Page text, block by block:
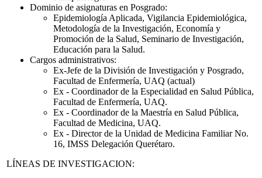
Dominio de asignaturas en Posgrado:
Epidemiología Aplicada, Vigilancia Epidemiológica,
Metodología de la Investigación, Economía y
Promoción de la Salud, Seminario de Investigación,
Educación para la Salud.
Cargos administrativos:
Ex-Jefe de la División de Investigación y Posgrado,
Facultad de Enfermería, UAQ (actual)
Ex - Coordinador de la Especialidad en Salud Pública,
Facultad de Enfermería, UAQ.
Ex - Coordinador de la Maestría en Salud Pública,
Facultad de Medicina, UAQ.
Ex - Director de la Unidad de Medicina Familiar No.
16, IMSS Delegación Querétaro.
LÍNEAS DE INVESTIGACION: